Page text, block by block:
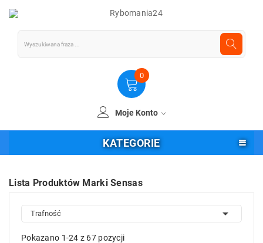
0
Moje Konto
KATEGORIE
Lista Produktów Marki Sensas
Trafność 
Pokazano 1-24 z 67 pozycji